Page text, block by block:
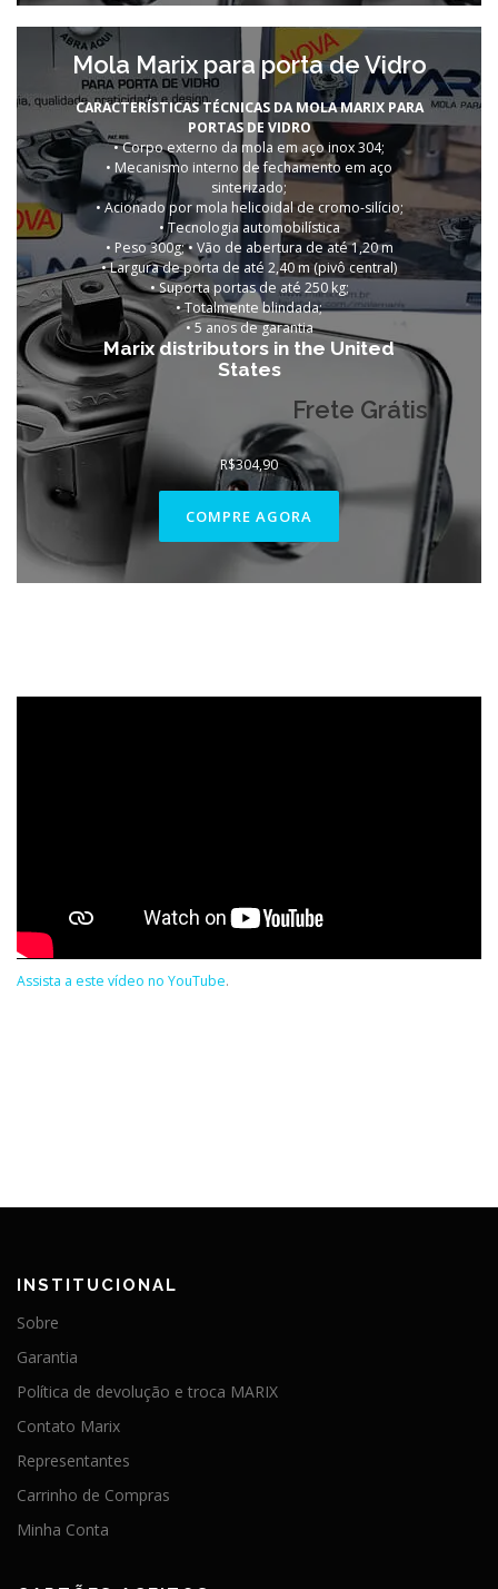
Mola Marix para porta de Vidro
CARACTERÍSTICAS TÉCNICAS DA MOLA MARIX PARA
PORTAS DE VIDRO
• Corpo externo da mola em aço inox 304;
• Mecanismo interno de fechamento em aço
sinterizado;
• Acionado por mola helicoidal de cromo-silício;
• Tecnologia automobilística
• Peso 300g; • Vão de abertura de até 1,20 m
• Largura de porta de até 2,40 m (pivô central)
• Suporta portas de até 250 kg;
• Totalmente blindada;
• 5 anos de garantia
Marix distributors in the United
States
Frete Grátis
R$304,90
COMPRE AGORA
Assista a este vídeo no YouTube.
INSTITUCIONAL
Sobre
Garantia
Política de devolução e troca MARIX
Contato Marix
Representantes
Carrinho de Compras
Minha Conta